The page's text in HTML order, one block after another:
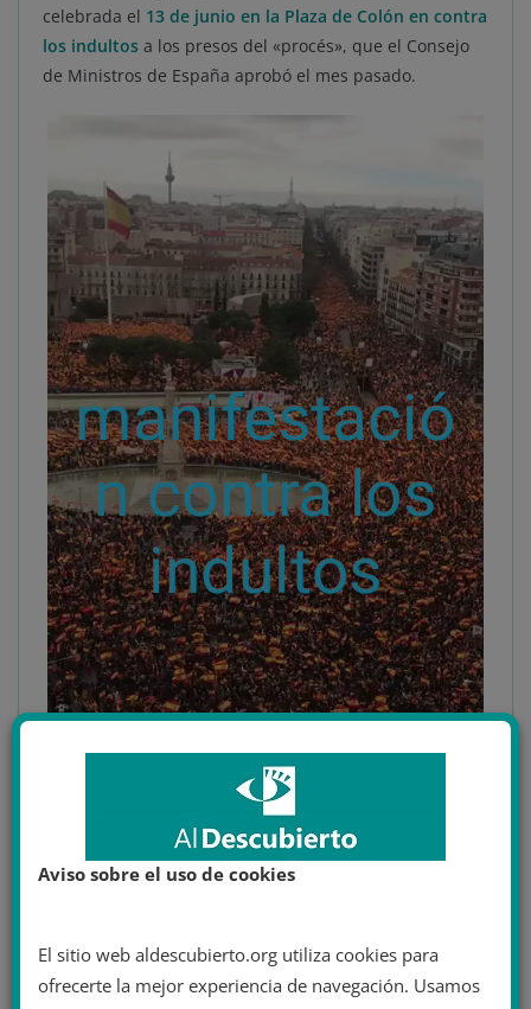
celebrada el 13 de junio en la Plaza de Colón en contra
los indultos a los presos del «procés», que el Consejo
de Ministros de España aprobó el mes pasado.
convocada por el Partido Popular y Ciudadanos, bajo el
lema“Por una España unida, ¡elecciones ya!”a la que
Aviso sobre el uso de cookies
El sitio web aldescubierto.org utiliza cookies para
ofrecerte la mejor experiencia de navegación. Usamos